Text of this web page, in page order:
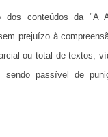
dos conteúdos da
prejuízo à
ou total de textos,
passível de